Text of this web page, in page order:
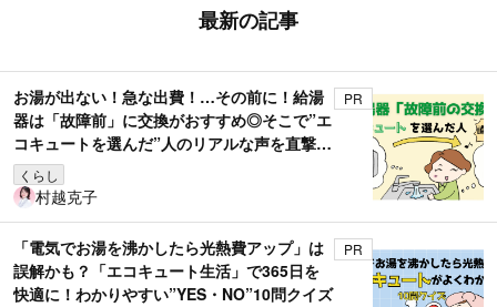
最新の記事
お湯が出ない！急な出費！…その前に！給湯
器は「故障前」に交換がおすすめ◎そこで”エ
コキュートを選んだ”人のリアルな声を直撃取
材！
くらし
PR
村越克子
「電気でお湯を沸かしたら光熱費アップ」は
誤解かも？「エコキュート生活」で365日を
快適に！わかりやすい”YES・NO”10問クイズ
PR